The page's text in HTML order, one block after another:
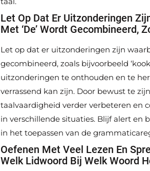
Let Op Dat Er Uitzonderingen
Met ‘de’ Wordt Gecombineerd,
Let op dat er uitzonderingen zijn
gecombineerd, zoals bijvoorbeeld
uitzonderingen te onthouden en te
verrassend kan zijn. Door bewust te
taalvaardigheid verder verbeteren en
in verschillende situaties. Blijf alert en
in het toepassen van de
Oefenen Met Veel Lezen En
Welk Lidwoord Bij Welk Woord